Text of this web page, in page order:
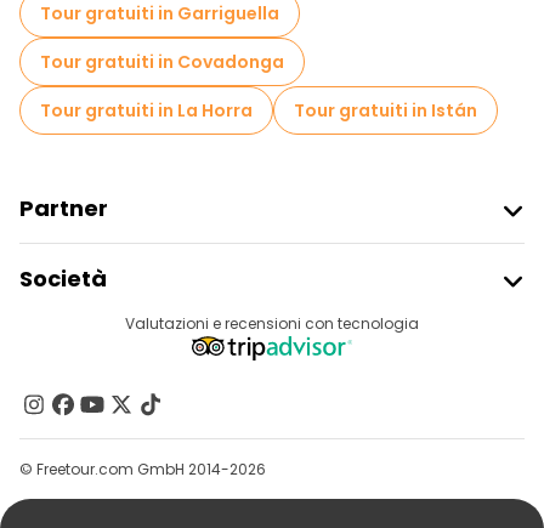
Tour gratuiti in Garriguella
Tour gratuiti in Covadonga
Tour gratuiti in La Horra
Tour gratuiti in Istán
Partner
Accesso Del Fornitore
Programma Di Affiliazione
Società
Destinazioni
Contattaci
Gruppi
Aiuto
Valutazioni e recensioni con tecnologia
© Freetour.com GmbH 2014-2026